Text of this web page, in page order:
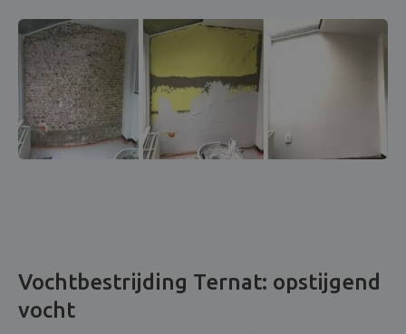
Vochtbestrijding Ternat: opstijgend
vocht